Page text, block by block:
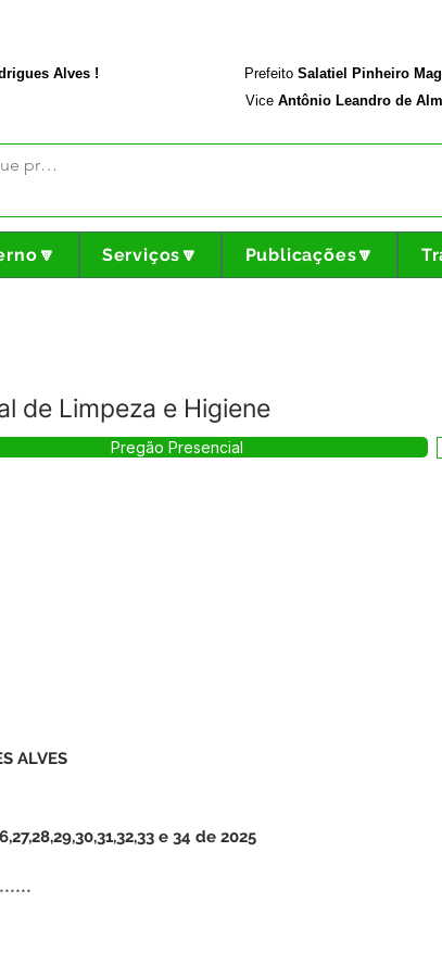
Alves ! Prefeito Salatiel Pinheiro
Vice Antônio Leandro de
Serviços🔽 Publicações🔽
de Limpeza e Higiene
Pregão Presencial
ALVES
e 34 de 2025